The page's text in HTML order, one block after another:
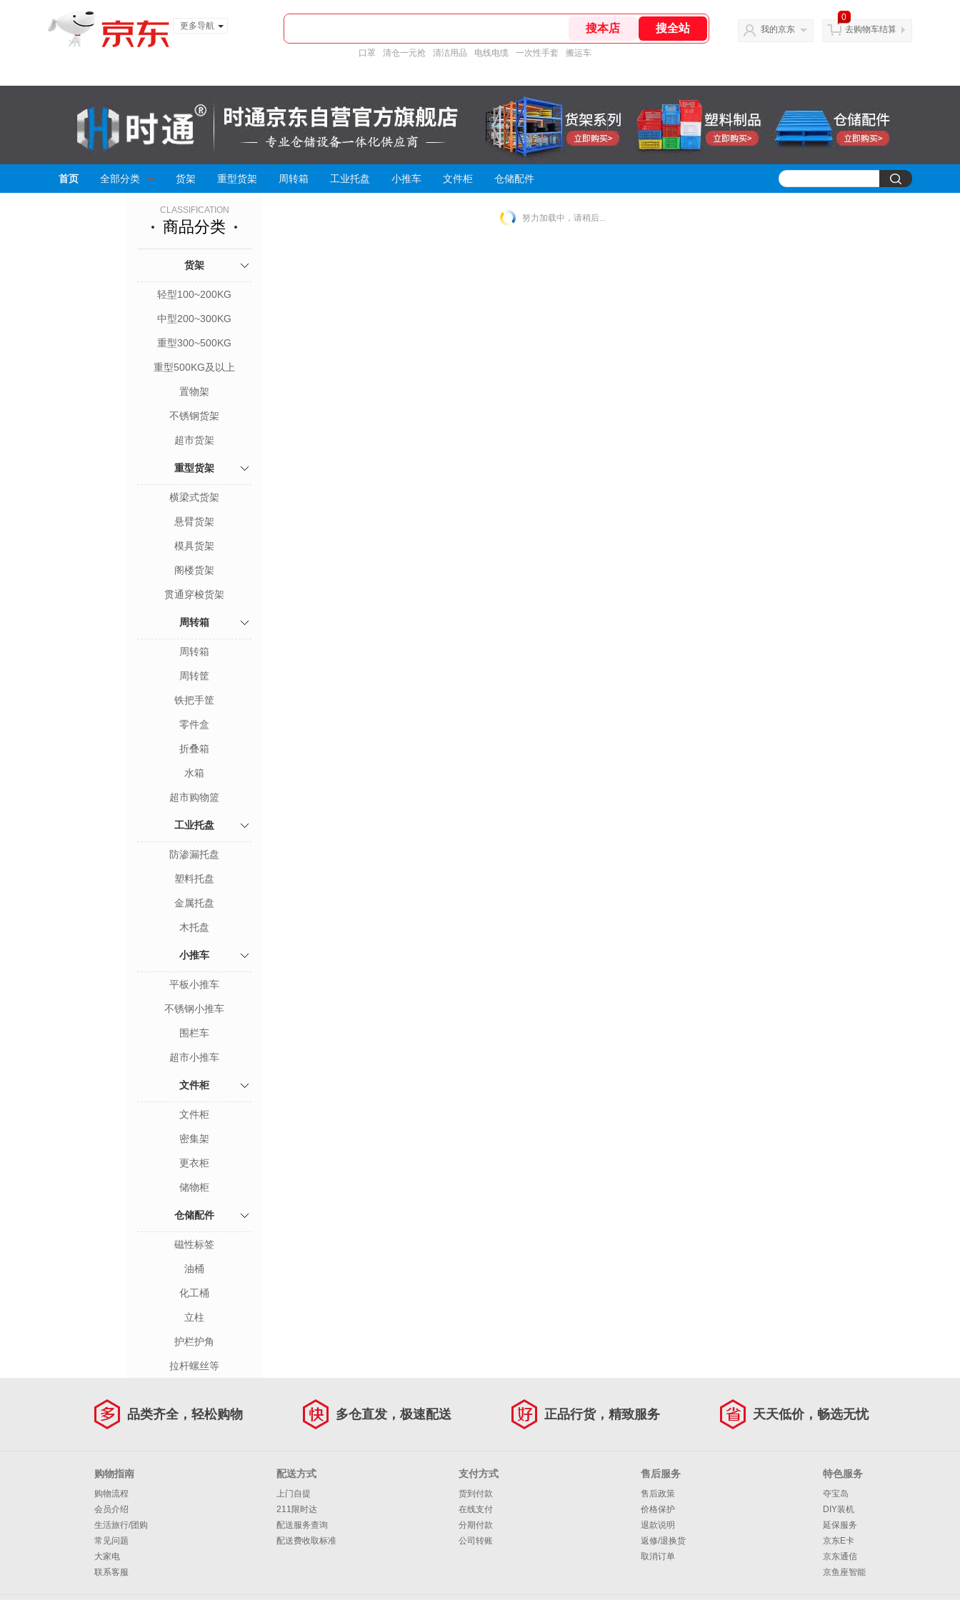
更多导航
口罩 清仓一元抢 清洁用品 电线电缆 一次性手套 搬运车
我的京东
0
去购物车结算
首页 全部分类 货架 重型货架 周转箱 工业托盘 小推车 文件柜 仓储配件
CLASSIFICATION
商品分类
货架
轻型100~200KG
中型200~300KG
重型300~500KG
重型500KG及以上
置物架
不锈钢货架
超市货架
重型货架
横梁式货架
悬臂货架
模具货架
阁楼货架
贯通穿梭货架
周转箱
周转箱
周转筐
铁把手筐
零件盒
折叠箱
水箱
超市购物篮
工业托盘
防渗漏托盘
塑料托盘
金属托盘
木托盘
小推车
平板小推车
不锈钢小推车
围栏车
超市小推车
文件柜
文件柜
密集架
更衣柜
储物柜
仓储配件
磁性标签
油桶
化工桶
立柱
护栏护角
拉杆螺丝等
努力加载中，请稍后...
品类齐全，轻松购物 多仓直发，极速配送 正品行货，精致服务 天天低价，畅选无忧
购物指南
购物流程
会员介绍
生活旅行/团购
常见问题
大家电
联系客服
配送方式
上门自提
211限时达
配送服务查询
配送费收取标准
支付方式
货到付款
在线支付
分期付款
公司转账
售后服务
售后政策
价格保护
退款说明
返修/退换货
取消订单
特色服务
夺宝岛
DIY装机
延保服务
京东E卡
京东通信
京鱼座智能